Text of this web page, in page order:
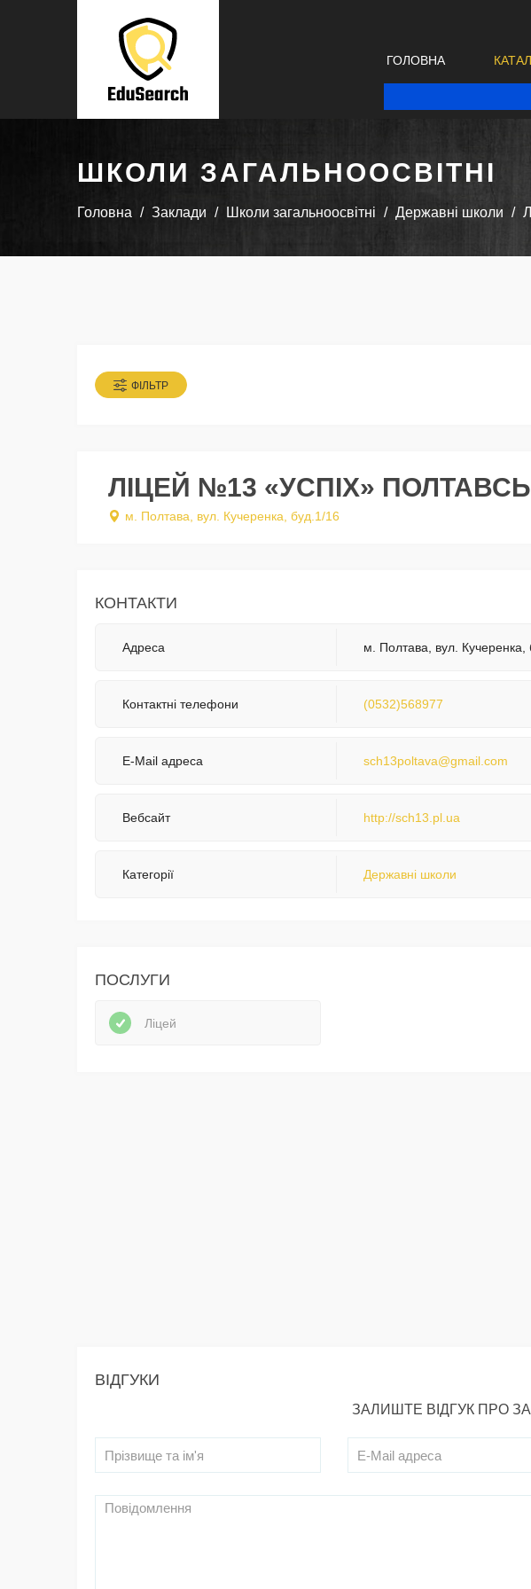
ГОЛОВНА
ШКОЛИ ЗАГАЛЬНООСВІТНІ
Головна Заклади Школи загальноосвітні Державні школи
ФІЛЬТР
ЛІЦЕЙ №13 «УСПІХ»
м. Полтава, вул. Кучеренка, буд.1/16
КОНТАКТИ
Адреса м. Полтава, вул. Кучеренка,
Контактні телефони (0532)568977
E-Mail адреса sch13poltava@gmail.com
Вебсайт http://sch13.pl.ua
Категорії Державні школи
ПОСЛУГИ
Ліцей
ВІДГУКИ
ЗАЛИШТЕ ВІДГУК ПРО